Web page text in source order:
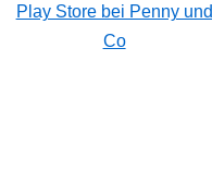
Play Store bei Penny und
Co